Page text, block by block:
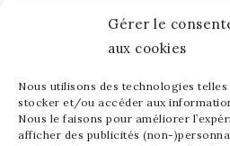
Gérer le
aux cookies
Nous utilisons des technologies
stocker et/ou accéder aux
Nous le faisons pour améliorer
afficher des publicités (non-
Tinger
Léa Tinger
Fondatrice
Fondatrice de
passion pour les cultures et